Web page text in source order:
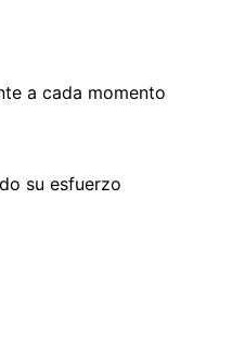
a cada momento
su esfuerzo